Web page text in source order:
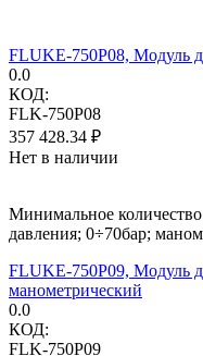
FLUKE-750P08, Модуль
0.0
КОД:
FLK-750P08
357 428.34 ₽
Нет в наличии
Минимальное
давления; 0÷70бар;
FLUKE-750P09, Модуль
манометрический
0.0
КОД:
FLK-750P09